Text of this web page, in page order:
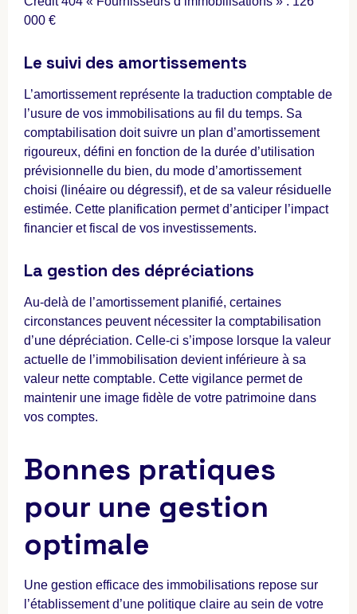
000 €
Le suivi des amortissements
L’amortissement représente la traduction comptable de
l’usure de vos immobilisations au fil du temps. Sa
comptabilisation doit suivre un plan d’amortissement
rigoureux, défini en fonction de la durée d’utilisation
prévisionnelle du bien, du mode d’amortissement
choisi (linéaire ou dégressif), et de sa valeur résiduelle
estimée. Cette planification permet d’anticiper l’impact
financier et fiscal de vos investissements.
La gestion des dépréciations
Au-delà de l’amortissement planifié, certaines
circonstances peuvent nécessiter la comptabilisation
d’une dépréciation. Celle-ci s’impose lorsque la valeur
actuelle de l’immobilisation devient inférieure à sa
valeur nette comptable. Cette vigilance permet de
maintenir une image fidèle de votre patrimoine dans
vos comptes.
Bonnes pratiques
pour une gestion
optimale
Une gestion efficace des immobilisations repose sur
l’établissement d’une politique claire au sein de votre